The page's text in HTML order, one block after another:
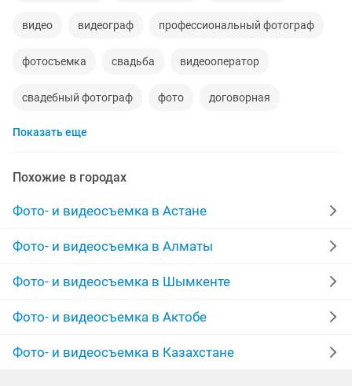
видео видеограф профессиональный фотограф
фотосъемка свадьба видеооператор
свадебный фотограф фото договорная
видеомонтаж
презентация клип ретушь
оцифровка видеокассет фотошоп
банкет обработка фотографий
реставрация фотографий ролики
мобилограф для работа договорная
Показать еще
Похожие в городах
Фото- и видеосъемка в Астане
Фото- и видеосъемка в Алматы
Фото- и видеосъемка в Шымкенте
Фото- и видеосъемка в Актобе
Фото- и видеосъемка в Казахстане